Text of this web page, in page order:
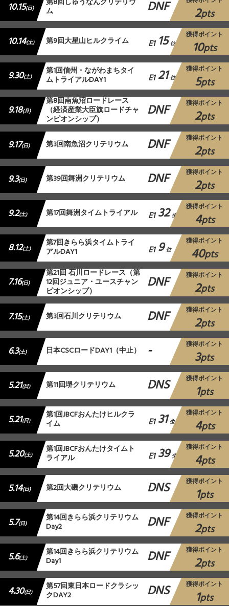
10.15(日) 第8回しゅうなんクリテリウ
ム DNF 2pts
10.14(土) 第9回大星山ヒルクライム E1 15 位
獲得ポイント
10pts
9.30(土) 第1回信州・ながわまちタイ
ムトライアルDAY1 E1 21 位
獲得ポイント
5pts
9.18(月)
第8回南魚沼ロードレース
（経済産業大臣旗ロードチャ
ンピオンシップ） DNF 獲得ポイント
2pts
9.17(日) 第3回南魚沼クリテリウム DNF 獲得ポイント
2pts
9.3(日) 第39回舞洲クリテリウム DNF 獲得ポイント
2pts
9.2(土) 第17回舞洲タイムトライアル E1 32 位
獲得ポイント
4pts
8.12(土) 第7回きらら浜タイムトライ
アルDAY1 E1 9 位
獲得ポイント
40pts
7.16(日)
第21回 石川ロードレース（第
12回ジュニア・ユースチャン
ピオンシップ） DNF 獲得ポイント
2pts
7.15(土) 第3回石川クリテリウム DNF 獲得ポイント
2pts
6.3(土) 日本CSCロードDAY1（中止） - 獲得ポイント
3pts
5.21(日) 第11回堺クリテリウム DNS 獲得ポイント
1pts
5.21(日) 第1回JBCFおんたけヒルクラ
イム E1 31 位
獲得ポイント
4pts
5.20(土) 第1回JBCFおんたけタイムト
ライアル E1 39 位
獲得ポイント
4pts
5.14(日) 第2回大磯クリテリウム DNS 獲得ポイント
1pts
5.7(日) 第14回きらら浜クリテリウム
Day2 DNF 獲得ポイント
2pts
5.6(土) 第14回きらら浜クリテリウム
Day1 DNF 獲得ポイント
2pts
4.30(日) 第57回東日本ロードクラシッ
クDAY2 DNS 獲得ポイント
1pts